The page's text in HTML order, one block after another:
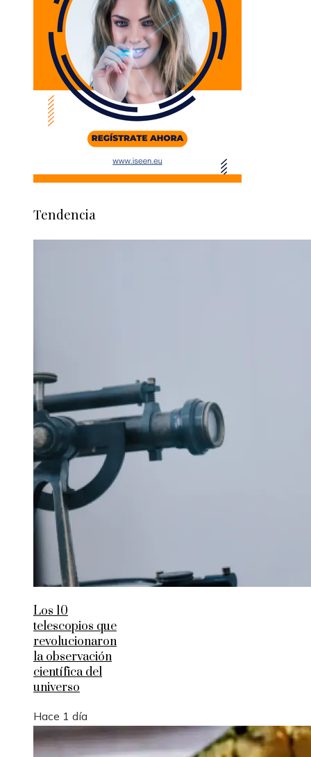
Tendencia
Los 10
telescopios que
revolucionaron
la observación
científica del
universo
Hace 1 día